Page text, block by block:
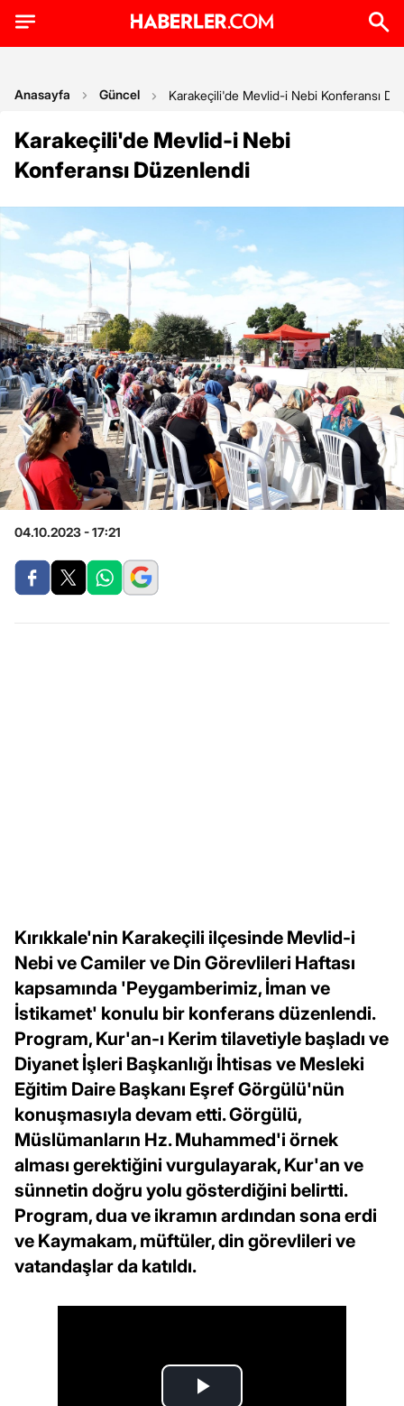
Anasayfa Güncel Karakeçili'de Mevlid-i Nebi Konferansı
Karakeçili'de Mevlid-i Nebi
Konferansı Düzenlendi
04.10.2023 - 17:21
Kırıkkale'nin Karakeçili ilçesinde Mevlid-i
Nebi ve Camiler ve Din Görevlileri Haftası
kapsamında 'Peygamberimiz, İman ve
İstikamet' konulu bir konferans düzenlendi.
Program, Kur'an-ı Kerim tilavetiyle başladı ve
Diyanet İşleri Başkanlığı İhtisas ve Mesleki
Eğitim Daire Başkanı Eşref Görgülü'nün
konuşmasıyla devam etti. Görgülü,
Müslümanların Hz. Muhammed'i örnek
alması gerektiğini vurgulayarak, Kur'an ve
sünnetin doğru yolu gösterdiğini belirtti.
Program, dua ve ikramın ardından sona erdi
ve Kaymakam, müftüler, din görevlileri ve
vatandaşlar da katıldı.